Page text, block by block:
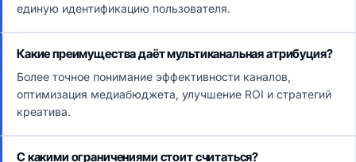
единую идентификацию пользователя.
Какие преимущества даёт мультиканальная атрибуция?
Более точное понимание эффективности каналов,
оптимизация медиабюджета, улучшение ROI и стратегий
креатива.
С какими ограничениями стоит считаться?